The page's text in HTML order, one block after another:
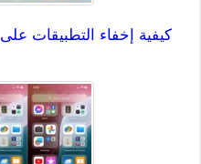
كيفية إخفاء التطبيقات على iPhone (دليل شامل)